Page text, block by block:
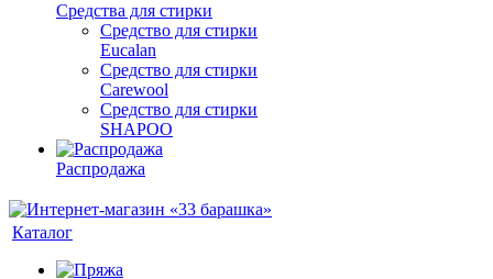
Средства для стирки
Средство для стирки
Eucalan
Средство для стирки
Carewool
Средство для стирки
SHAPOO
Распродажа
Каталог